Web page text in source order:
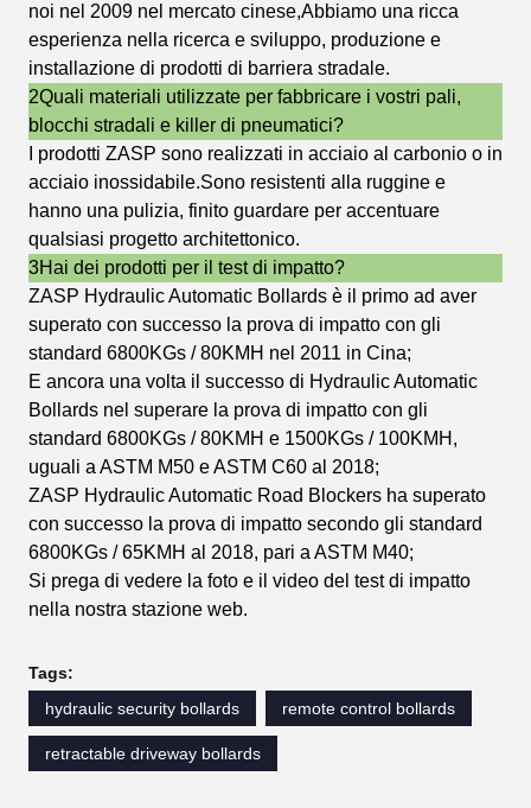
noi nel 2009 nel mercato cinese,Abbiamo una ricca
esperienza nella ricerca e sviluppo, produzione e
installazione di prodotti di barriera stradale.
2Quali materiali utilizzate per fabbricare i vostri pali,
blocchi stradali e killer di pneumatici?
I prodotti ZASP sono realizzati in acciaio al carbonio o in
acciaio inossidabile.Sono resistenti alla ruggine e
hanno una pulizia, finito guardare per accentuare
qualsiasi progetto architettonico.
3Hai dei prodotti per il test di impatto?
ZASP Hydraulic Automatic Bollards è il primo ad aver
superato con successo la prova di impatto con gli
standard 6800KGs / 80KMH nel 2011 in Cina;
E ancora una volta il successo di Hydraulic Automatic
Bollards nel superare la prova di impatto con gli
standard 6800KGs / 80KMH e 1500KGs / 100KMH,
uguali a ASTM M50 e ASTM C60 al 2018;
ZASP Hydraulic Automatic Road Blockers ha superato
con successo la prova di impatto secondo gli standard
6800KGs / 65KMH al 2018, pari a ASTM M40;
Si prega di vedere la foto e il video del test di impatto
nella nostra stazione web.
Tags:
hydraulic security bollards
remote control bollards
retractable driveway bollards